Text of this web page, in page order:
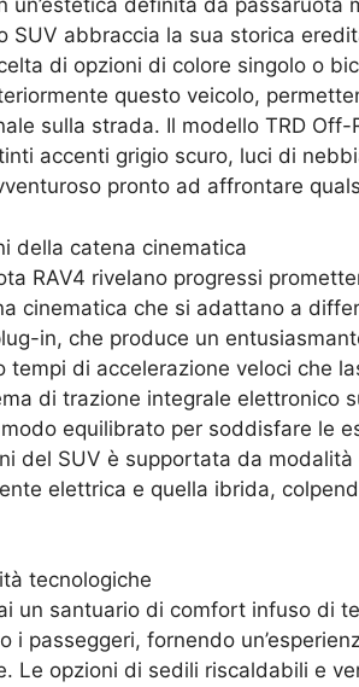
un’estetica definita da passaruota
SUV abbraccia la sua storica
di opzioni di colore singolo o
questo veicolo,
sulla strada. Il modello TRD
accenti grigio scuro, luci di
pronto ad affrontare
della catena cinematica
RAV4 rivelano progressi
cinematica che si adattano a
in, che produce un
di accelerazione veloci che
di trazione integrale elettronico
equilibrato per soddisfare le
del SUV è supportata da
elettrica e quella ibrida,
tecnologiche
un santuario di comfort infuso di
i passeggeri, fornendo
Le opzioni di sedili riscaldabili e